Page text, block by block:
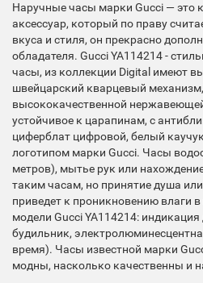
Наручные часы марки Gucci — это
аксессуар, который по праву
вкуса и стиля, он прекрасно
обладателя. Gucci YA114214 -
часы, из коллекции Digital имеют
швейцарский кварцевый
высококачественной
устойчивое к царапинам, с
циферблат цифровой, белый
логотипом марки Gucci. Часы
метров), мытье рук или
таким часам, но принятие душа
приведет к проникновению влаги
модели Gucci YA114214:
будильник,
время). Часы известной марки
модны, насколько качественны и